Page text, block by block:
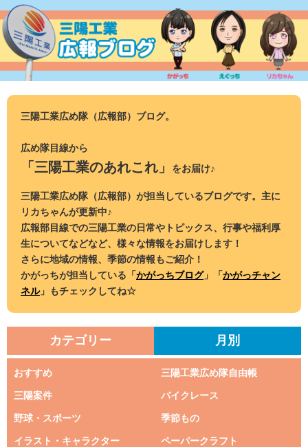
ン
テ
ツ
三陽工業広め隊（広報部）ブログ。
広め隊目線から
「三陽工業のあれこれ」 をお届け♪
三陽工業広め隊（広報部）が担当しているブログです。主に
リカちゃんが更新中♪
広報部目線での三陽工業の日常やトピックス、行事や福利厚
生についてなどなど、様々な情報をお届けします！
さらに地域の情報、季節の情報もご紹介！
かがっちが担当している「かがっちブログ」「かがっチャン
ネル」もチェックしてね☆
カテゴリー 月別
おすすめ 三陽工業広め隊自由帳
三陽案件 バイクレース
野球・スポーツ 季節もの
イラスト・キャラクター ペーパークラフト